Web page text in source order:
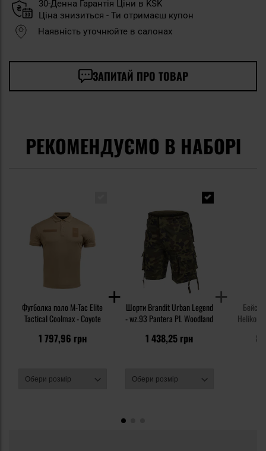
30-Денна Гарантія Ціни в KSK
Ціна знизиться - Ти отримаєш купон
Наявність уточнюйте в салонах
ЗАПИТАЙ ПРО ТОВАР
РЕКОМЕНДУЄМО В НАБОРІ
Футболка поло M-Tac Elite
Tactical Coolmax - Coyote
1 797,96 грн
Шорти Brandit Urban Legend
- wz.93 Pantera PL Woodland
1 438,25 грн
Helikon-